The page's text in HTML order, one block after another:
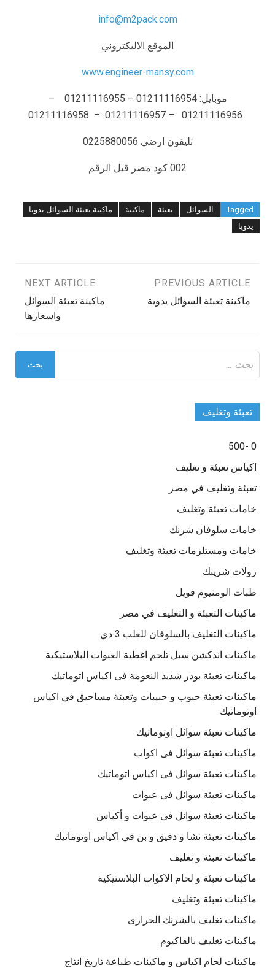
info@m2pack.com
الموقع الاليكتروني
www.engineer-mansy.com
موبايل: 01211116954 – 01211116955 –
تليفون ارضي 0225880056
002 كود مصر قبل الرقم
Tagged السوائل تعبئة ماكينة
ماكينة تعبئة السوائل يدويا
يدويا
تصفّح
PREVIOUS ARTICLE
ماكينة تعبئة السوائل يدوية
NEXT ARTICLE
ماكينة تعبئة السوائل
واسعارها
عن:
تعبئة وتغليف
0 -500
اكياس تعبئة و تغليف
تعبئة وتغليف في مصر
خامات تعبئة وتغليف
خامات سلوفان شرنك
خامات ومستلزمات تعبئة وتغليف
رولات شرينك
طبات الومنيوم فويل
ماكينات التعبئة و التغليف في مصر
ماكينات التغليف بالسلوفان للعلب 3 دي
ماكينات اندكشن سيل تلحم اغطية العبوات البلاستيكية
ماكينات تعبئة بودر شديد النعومة فى اكياس اتوماتيك
ماكينات تعبئة حبوب و حبيبات وتعبئة مساحيق في اكياس
اوتوماتيك
ماكينات تعبئة سوائل اوتوماتيك
ماكينات تعبئة سوائل فى اكواب
ماكينات تعبئة سوائل فى اكياس اتوماتيك
ماكينات تعبئة سوائل فى عبوات
ماكينات تعبئة سوائل فى عبوات و أكياس
ماكينات تعبئة نشا و دقيق و بن في اكياس اوتوماتيك
ماكينات تعبئة و تغليف
ماكينات تعبئة و لحام الاكواب البلاستيكية
ماكينات تعبئة وتغليف
ماكينات تغليف بالشرنك الحرارى
ماكينات تغليف بالفاكيوم
ماكينات لحام اكياس و ماكينات طباعة تاريخ انتاج